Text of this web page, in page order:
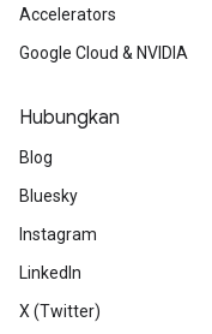
Accelerators
Google Cloud & NVIDIA
Hubungkan
Blog
Bluesky
Instagram
LinkedIn
X (Twitter)